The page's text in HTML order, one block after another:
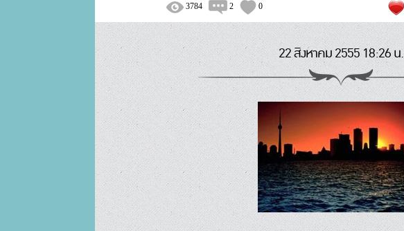
3784 2 0
22 สิงหาคม 2555 18:26 น.